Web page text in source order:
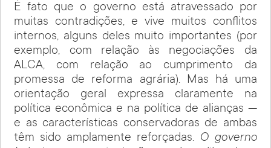
É fato que o governo está atravessado por
muitas contradições, e vive muitos conflitos
internos, alguns deles muito importantes (por
exemplo, com relação às negociações da
ALCA, com relação ao cumprimento da
promessa de reforma agrária). Mas há uma
orientação geral expressa claramente na
política econômica e na política de alianças —
e as características conservadoras de ambas
têm sido amplamente reforçadas. O governo